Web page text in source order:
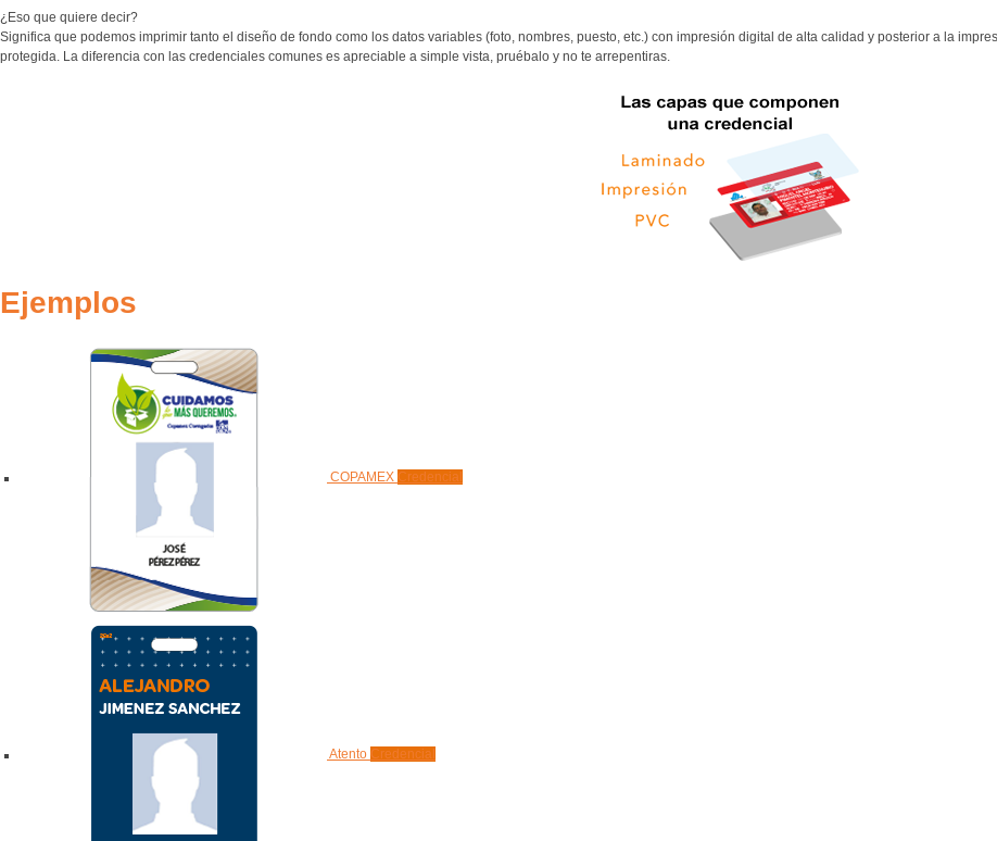
¿Eso que quiere decir?
Significa que podemos imprimir tanto el diseño de fondo como los datos variables (foto, nombres, puesto, etc.) con impresión digital de alta calidad y posterior a la
protegida. La diferencia con las credenciales comunes es apreciable a simple vista, pruébalo y no te arrepentiras.
Ejemplos
COPAMEX Credencial
Atento Credencial